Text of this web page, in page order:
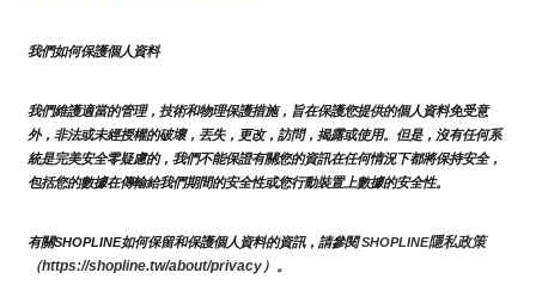
我們如何保護個人資料
我們維護適當的管理，技術和物理保護措施，旨在保護您提供的個人資料免受意
外，非法或未經授權的破壞，丟失，更改，訪問，揭露或使用。但是，沒有任何系
統是完美安全零疑慮的，我們不能保證有關您的資訊在任何情況下都將保持安全，
包括您的數據在傳輸給我們期間的安全性或您行動裝置上數據的安全性。
有關SHOPLINE如何保留和保護個人資料的資訊，請參閱 SHOPLINE隱私政策
（https://shopline.tw/about/privacy）。